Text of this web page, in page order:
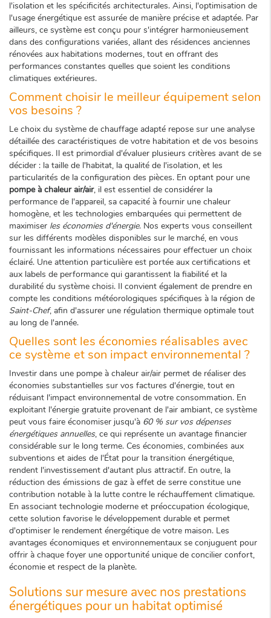
l'isolation et les spécificités architecturales. Ainsi, l'optimisation de
l'usage énergétique est assurée de manière précise et adaptée. Par
ailleurs, ce système est conçu pour s'intégrer harmonieusement
dans des configurations variées, allant des résidences anciennes
rénovées aux habitations modernes, tout en offrant des
performances constantes quelles que soient les conditions
climatiques extérieures.
Comment choisir le meilleur équipement selon
vos besoins ?
Le choix du système de chauffage adapté repose sur une analyse
détaillée des caractéristiques de votre habitation et de vos besoins
spécifiques. Il est primordial d'évaluer plusieurs critères avant de se
décider : la taille de l'habitat, la qualité de l'isolation, et les
particularités de la configuration des pièces. En optant pour une
pompe à chaleur air/air, il est essentiel de considérer la
performance de l'appareil, sa capacité à fournir une chaleur
homogène, et les technologies embarquées qui permettent de
maximiser les économies d'énergie. Nos experts vous conseillent
sur les différents modèles disponibles sur le marché, en vous
fournissant les informations nécessaires pour effectuer un choix
éclairé. Une attention particulière est portée aux certifications et
aux labels de performance qui garantissent la fiabilité et la
durabilité du système choisi. Il convient également de prendre en
compte les conditions météorologiques spécifiques à la région de
Saint-Chef, afin d'assurer une régulation thermique optimale tout
au long de l'année.
Quelles sont les économies réalisables avec
ce système et son impact environnemental ?
Investir dans une pompe à chaleur air/air permet de réaliser des
économies substantielles sur vos factures d'énergie, tout en
réduisant l'impact environnemental de votre consommation. En
exploitant l'énergie gratuite provenant de l'air ambiant, ce système
peut vous faire économiser jusqu'à 60 % sur vos dépenses
énergétiques annuelles, ce qui représente un avantage financier
considérable sur le long terme. Ces économies, combinées aux
subventions et aides de l'État pour la transition énergétique,
rendent l'investissement d'autant plus attractif. En outre, la
réduction des émissions de gaz à effet de serre constitue une
contribution notable à la lutte contre le réchauffement climatique.
En associant technologie moderne et préoccupation écologique,
cette solution favorise le développement durable et permet
d'optimiser le rendement énergétique de votre maison. Les
avantages économiques et environnementaux se conjuguent pour
offrir à chaque foyer une opportunité unique de concilier confort,
économie et respect de la planète.
Solutions sur mesure avec nos prestations
énergétiques pour un habitat optimisé